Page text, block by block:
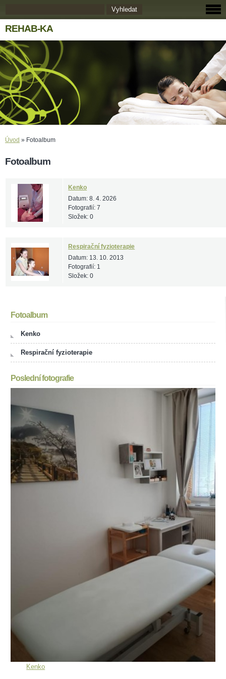
REHAB-KA
Úvod » Fotoalbum
Fotoalbum
Kenko
Datum:8. 4. 2026
Fotografií:7
Složek:0
Respirační fyzioterapie
Datum: 13. 10. 2013
Fotografií: 1
Složek:0
Fotoalbum
Kenko
Respirační fyzioterapie
Poslední fotografie
Kenko